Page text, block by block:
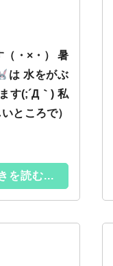
・×・） 暑
は 水をがぶ
す(;´Д｀) 私
ところで）
を読む...